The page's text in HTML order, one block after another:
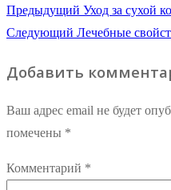
Навигация
по
записям
Предыдущий Предыдущая
запись:
Уход за сухой
Следующий Следующая
Лечебные
Добавить
Ваш адрес email не будет
помечены *
Комментарий *